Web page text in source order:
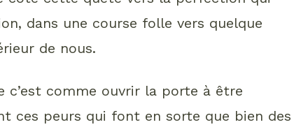
dans une course folle vers quelque
de nous.
c’est comme ouvrir la porte à être
ces peurs qui font en sorte que bien des